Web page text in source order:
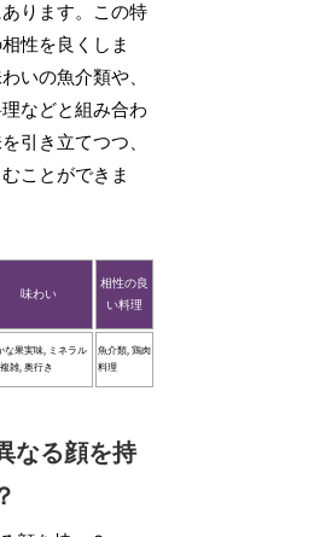
あります。この特
性を良くしま
いの魚介類や、
などと組み合わ
引き立てつつ、
ことができま
味わい
相性の良
い料理
な果実味, ミネラル
雑, 奥行き
魚介類, 鶏肉
料理
なる顔を持